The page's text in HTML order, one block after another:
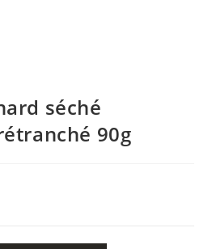
séché
90g